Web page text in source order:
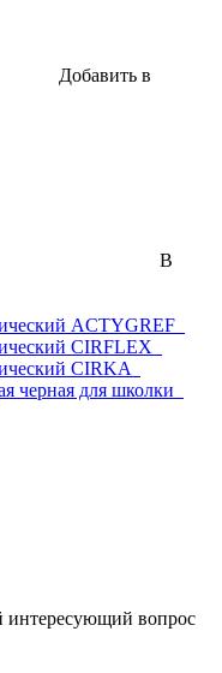
Добавить в
В
ACTYGREF
CIRFLEX
CIRKA
черная для школки
интересующий вопрос